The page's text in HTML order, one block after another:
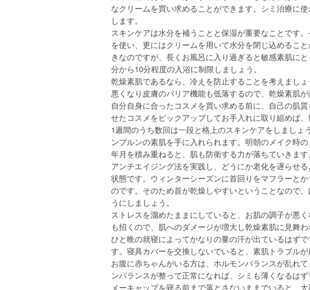
なクリームを買い求めることができます。シミ治療に
します。
スキンケアは水分を補うことと保湿が重要なことです
を使い、更にはクリームを用いて水分を閉じ込めるこ
きなのですが、長くお風呂に入り過ぎると敏感素肌に
分から10分程度の入浴に制限しましょう。
乾燥素肌であるなら、冷えを防止することを考えまし
悪くなり皮膚のバリア機能も低落するので、乾燥素肌
自分自身に合ったコスメを買い求める前に、自己の肌
せたコスメをピックアップしてお手入れに取り組めば
1週間のうち数回は一段と格上のスキンケアをしまし
ンプルンの素肌を手に入れられます。明朝のメイク時の
年月を積み重ねると、肌も防衛する力が落ちていきま
アンチエイジング法を実践し、どうにか老化を遅らせ
状態です。ウィンターシーズンに首回りをマフラーと
のです。そのため首が乾燥しやすいということなので
うにしましょう。
ストレスを溜めたままにしていると、お肌の調子が悪
も招くので、肌へのダメージが増大し乾燥素肌に見舞わ
ひと晩の就寝によってかなりの量の汗が出ているはず
す。寝具カバーを交換しないでいると、素肌トラブルが
お腹に赤ちゃんがいる方は、ホルモンバランスが乱れ
ンバランスが整って正常になれば、シミも薄くなるは
メーキャップを寝る前まで落とさないままでいると、